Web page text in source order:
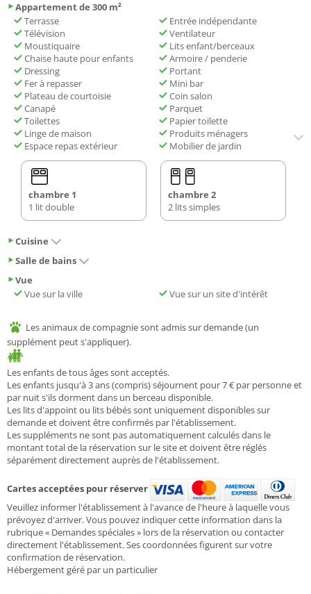
Appartement de 300 m²
Terrasse
Entrée indépendante
Télévision
Ventilateur
Moustiquaire
Lits enfant/berceaux
Chaise haute pour enfants
Armoire / penderie
Dressing
Portant
Fer à repasser
Mini bar
Plateau de courtoisie
Coin salon
Canapé
Parquet
Toilettes
Papier toilette
Linge de maison
Produits ménagers
Espace repas extérieur
Mobilier de jardin
chambre 1
1 lit double
chambre 2
2 lits simples
Cuisine
Salle de bains
Vue
Vue sur la ville
Vue sur un site d'intérêt
Les animaux de compagnie sont admis sur demande (un
supplément peut s'appliquer).
Les enfants de tous âges sont acceptés.
Les enfants jusqu'à 3 ans (compris) séjournent pour 7 € par personne et
par nuit s'ils dorment dans un berceau disponible.
Les lits d'appoint ou lits bébés sont uniquement disponibles sur
demande et doivent être confirmés par l'établissement.
Les suppléments ne sont pas automatiquement calculés dans le
montant total de la réservation sur le site et doivent être réglés
séparément directement auprès de l'établissement.
Cartes acceptées pour réserver
Veuillez informer l'établissement à l'avance de l'heure à laquelle vous
prévoyez d'arriver. Vous pouvez indiquer cette information dans la
rubrique « Demandes spéciales » lors de la réservation ou contacter
directement l'établissement. Ses coordonnées figurent sur votre
confirmation de réservation.
Hébergement géré par un particulier